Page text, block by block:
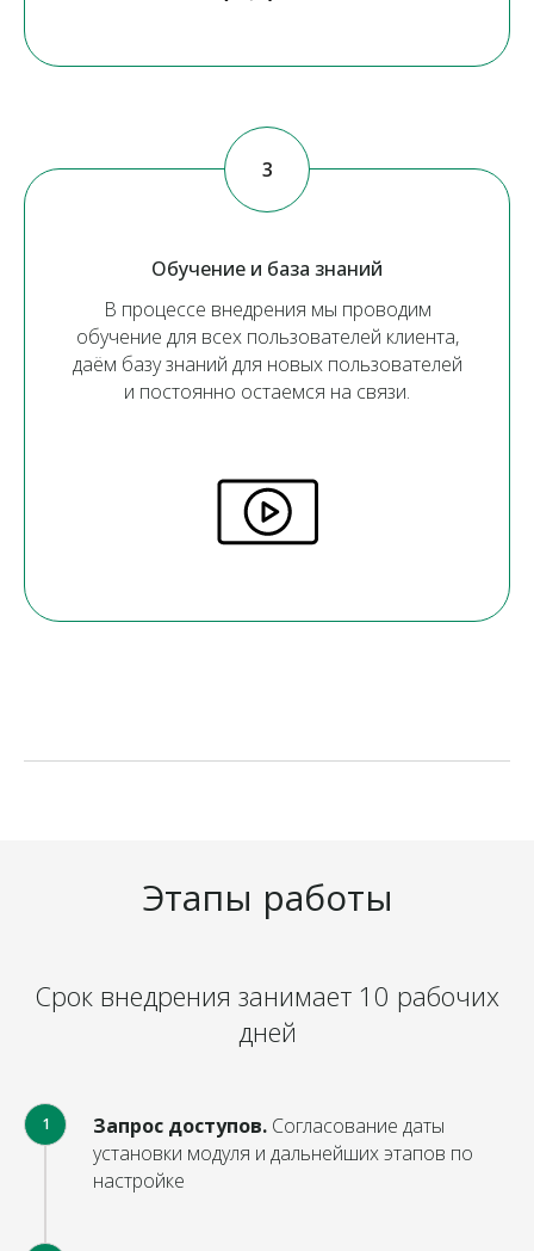
Обучение и база знаний
В процессе внедрения мы проводим
обучение для всех пользователей клиента,
даём базу знаний для новых пользователей
и постоянно остаемся на связи.
Этапы работы
Срок внедрения занимает 10 рабочих
дней
1 Запрос доступов. Согласование даты
установки модуля и дальнейших этапов по
настройке